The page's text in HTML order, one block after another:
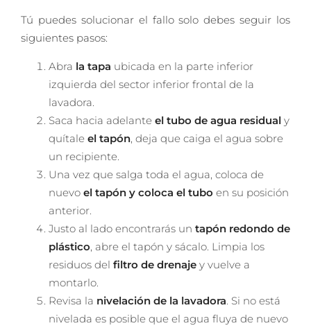
Tú puedes solucionar el fallo solo debes seguir los
siguientes pasos:
Abra la tapa ubicada en la parte inferior
izquierda del sector inferior frontal de la
lavadora.
Saca hacia adelante el tubo de agua residual y
quítale el tapón, deja que caiga el agua sobre
un recipiente.
Una vez que salga toda el agua, coloca de
nuevo el tapón y coloca el tubo en su posición
anterior.
Justo al lado encontrarás un tapón redondo de
plástico, abre el tapón y sácalo. Limpia los
residuos del filtro de drenaje y vuelve a
montarlo.
Revisa la nivelación de la lavadora. Si no está
nivelada es posible que el agua fluya de nuevo